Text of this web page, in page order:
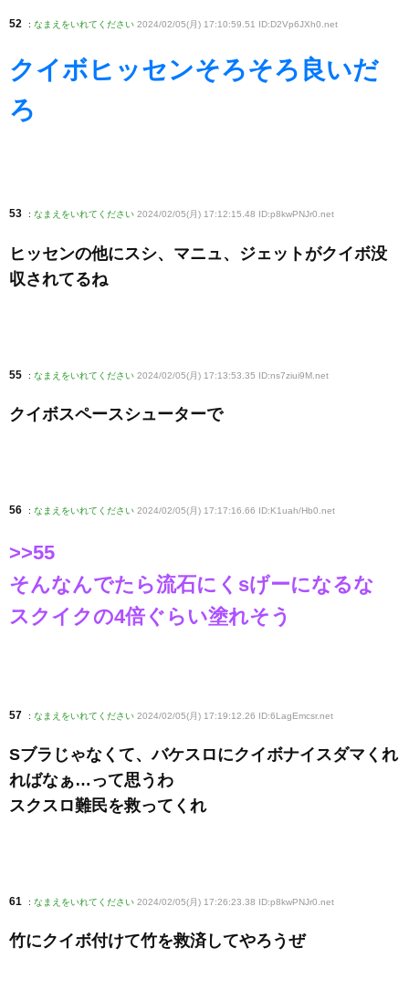
52 : なまえをいれてください 2024/02/05(月) 17:10:59.51 ID:D2Vp6JXh0 .net
クイボヒッセンそろそろ良いだ
ろ
53 : なまえをいれてください 2024/02/05(月) 17:12:15.48 ID:p8kwPNJr0.net
ヒッセンの他にスシ、マニュ、ジェットがクイボ没
収されてるね
55 : なまえをいれてください 2024/02/05(月) 17:13:53.35 ID:ns7ziui9M .net
クイボスペースシューターで
56 : なまえをいれてください 2024/02/05(月) 17:17:16.66 ID:K1uah/Hb0 .net
>>55
そんなんでたら流石にくsげーになるな
スクイクの4倍ぐらい塗れそう
57 : なまえをいれてください 2024/02/05(月) 17:19:12.26 ID:6LagEmcsr.net
Sブラじゃなくて、バケスロにクイボナイスダマくれ
ればなぁ…って思うわ
スクスロ難民を救ってくれ
61 : なまえをいれてください 2024/02/05(月) 17:26:23.38 ID:p8kwPNJr0 .net
竹にクイボ付けて竹を救済してやろうぜ